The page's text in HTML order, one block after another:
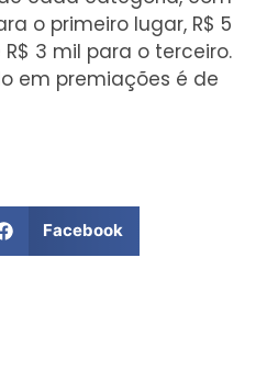
o primeiro lugar, R$ 5
3 mil para o terceiro.
em premiações é de
Facebook